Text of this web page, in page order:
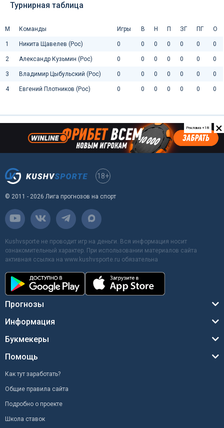
Турнирная таблица
М Команды Игры В Н П ЗГ ПГ О
1 Никита Щавелев (Рос) 0 0 0 0 0 0 0
2 Александр Кузьмин (Рос) 0 0 0 0 0 0 0
3 Владимир Цыбульский (Рос) 0 0 0 0 0 0 0
4 Евгений Плотников (Рос) 0 0 0 0 0 0 0
×
Реклама +18
18+
© 2011 - 2026 Лига прогнозов на спорт
Kushvsporte не проводит игр на деньги. Вся информация носит
ознакомительный характер. При использовании материалов сайта
активная ссылка на www.kushvsporte.ru обязательна
Прогнозы
Информация
Букмекеры
Помощь
Как тут заработать?
Общие правила сайта
Подробно о проекте
Школа ставок